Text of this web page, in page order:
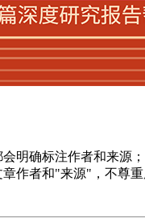
明确标注作者和来源；
作者和"来源"，不尊